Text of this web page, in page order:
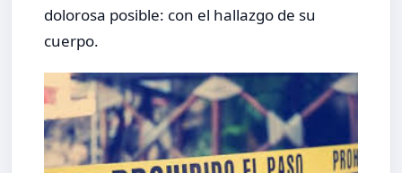
dolorosa posible: con el hallazgo de su
cuerpo.